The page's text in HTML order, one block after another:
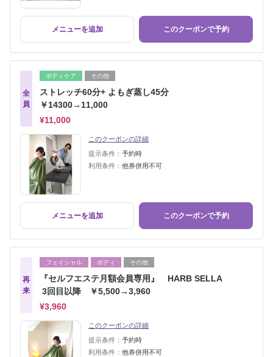
メニューを追加 このクーポンで予約
全
員
ボディケア その他
ストレッチ60分+ よもぎ蒸し45分
￥14300→11,000
¥11,000
このクーポンの詳細
提示条件： 予約時
利用条件： 他券併用不可
メニューを追加 このクーポンで予約
再
来
フェイシャル ボディ その他
『セルフエステ月額会員専用』 HARB SELLA
3回目以降 ￥5,500→3,960
¥3,960
このクーポンの詳細
提示条件： 予約時
利用条件： 他券併用不可